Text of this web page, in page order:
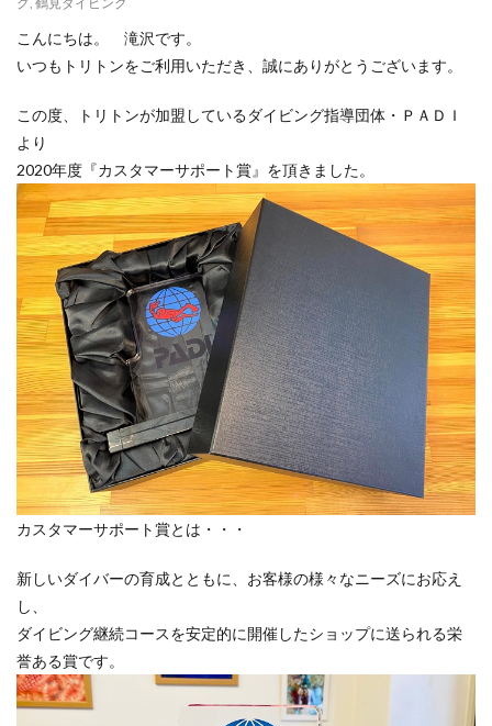
こんにちは。 滝沢です。
いつもトリトンをご利用いただき、誠にありがとうございます。
この度、トリトンが加盟しているダイビング指導団体・ＰＡＤＩ
より
2020年度『カスタマーサポート賞』を頂きました。
カスタマーサポート賞とは・・・
新しいダイバーの育成とともに、お客様の様々なニーズにお応え
し、
ダイビング継続コースを安定的に開催したショップに送られる栄
誉ある賞です。